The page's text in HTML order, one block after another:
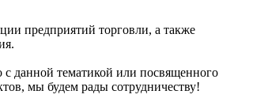
предприятий торговли, а также
с данной тематикой или посвященного
мы будем рады сотрудничеству!